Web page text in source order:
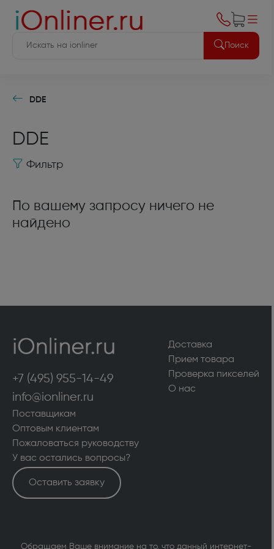
Поиск
DDE
DDE
Фильтр
По вашему запросу ничего не
найдено
+7 (495) 955-14-49
info@ionliner.ru
Доставка
Прием товара
Проверка пикселей
О нас
Поставщикам
Оптовым клиентам
Пожаловаться руководству
У вас остались вопросы?
Оставить заявку
Обращаем Ваше внимание на то, что данный интернет-